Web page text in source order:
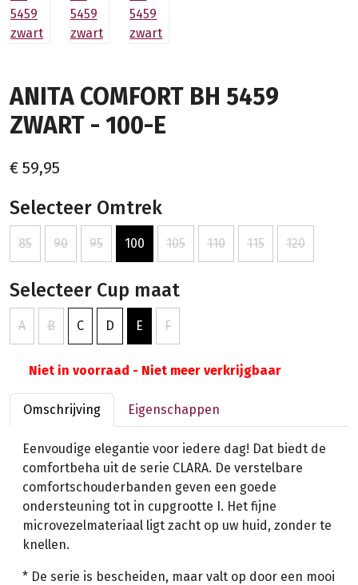
ANITA COMFORT BH 5459
ZWART - 100-E
€ 59,95
Selecteer Omtrek
85 90 95 100 105 110 115 120
Selecteer Cup maat
A B C D E F
Niet in voorraad - Niet meer verkrijgbaar
Omschrijving Eigenschappen
Eenvoudige elegantie voor iedere dag! Dat biedt de
comfortbeha uit de serie CLARA. De verstelbare
comfortschouderbanden geven een goede
ondersteuning tot in cupgrootte I. Het fijne
microvezelmateriaal ligt zacht op uw huid, zonder te
knellen.
* De serie is bescheiden, maar valt op door een mooi